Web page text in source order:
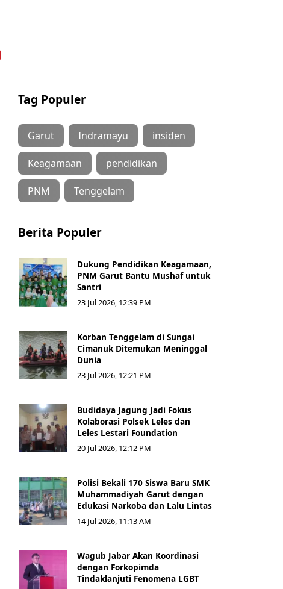
Tag Populer
Garut Indramayu insiden
Keagamaan pendidikan
PNM Tenggelam
Berita Populer
Dukung Pendidikan Keagamaan,
PNM Garut Bantu Mushaf untuk
Santri
23 Jul 2026, 12:39 PM
Korban Tenggelam di Sungai
Cimanuk Ditemukan Meninggal
Dunia
23 Jul 2026, 12:21 PM
Budidaya Jagung Jadi Fokus
Kolaborasi Polsek Leles dan
Leles Lestari Foundation
20 Jul 2026, 12:12 PM
Polisi Bekali 170 Siswa Baru SMK
Muhammadiyah Garut dengan
Edukasi Narkoba dan Lalu Lintas
14 Jul 2026, 11:13 AM
Wagub Jabar Akan Koordinasi
dengan Forkopimda
Tindaklanjuti Fenomena LGBT